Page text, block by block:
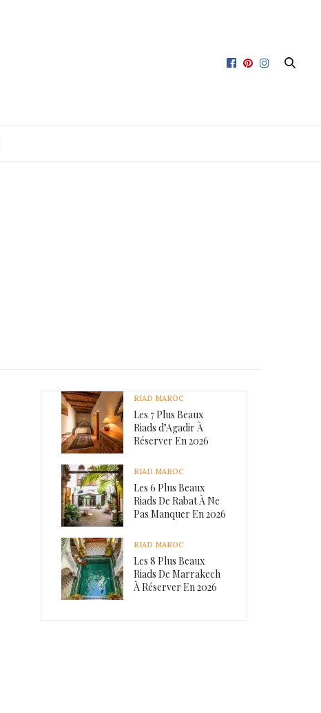
RIAD MAROC
Les 7 Plus Beaux
Riads d’Agadir À
Réserver En 2026
RIAD MAROC
Les 6 Plus Beaux
Riads De Rabat À Ne
Pas Manquer En 2026
RIAD MAROC
Les 8 Plus Beaux
Riads De Marrakech
À Réserver En 2026